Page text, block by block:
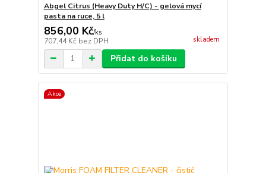
Abgel Citrus (Heavy Duty H/C) - gelová mycí
pasta na ruce, 5 l
856,00 Kč/ks
707,44 Kč bez DPH skladem
Přidat do košíku
Akce